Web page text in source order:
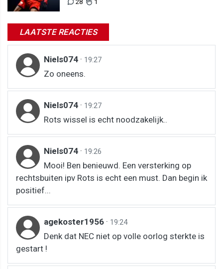
28 1
LAATSTE REACTIES
Niels074 · 19:27
Zo oneens.
Niels074 · 19:27
Rots wissel is echt noodzakelijk..
Niels074 · 19:26
Mooi! Ben benieuwd. Een versterking op
rechtsbuiten ipv Rots is echt een must. Dan begin ik
positief...
agekoster1956 · 19:24
Denk dat NEC niet op volle oorlog sterkte is
gestart !